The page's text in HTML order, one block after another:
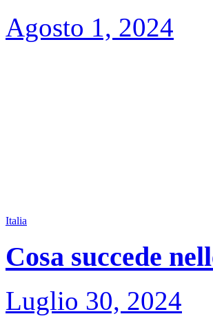
Agosto 1, 2024
Italia
Cosa succede
Luglio 30, 2024